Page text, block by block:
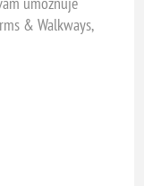
& Walkways,